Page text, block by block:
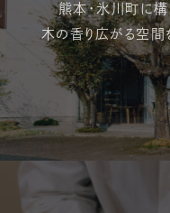
熊本・氷川町に構
木の香り広がる空間